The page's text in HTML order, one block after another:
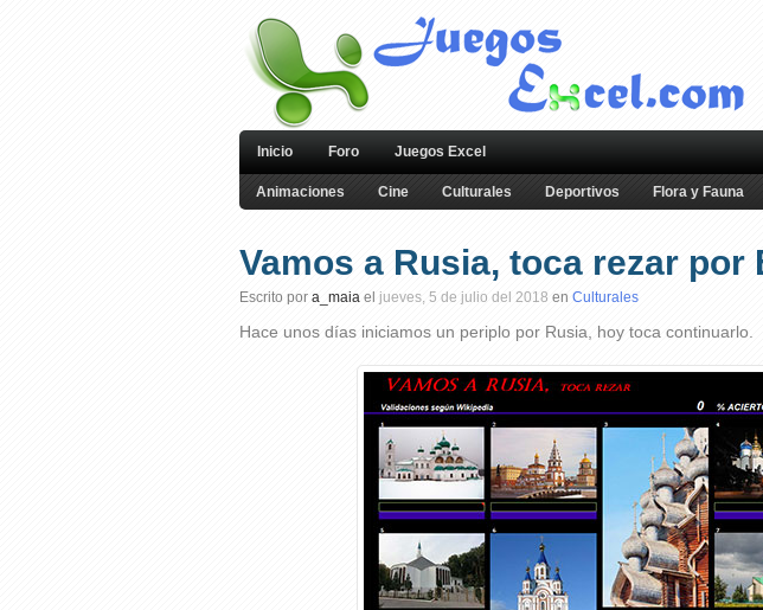
Inicio Foro Juegos Excel
Animaciones Cine Culturales Deportivos Flora y Fauna
Vamos a Rusia, toca rezar por
Escrito por a_maia el jueves, 5 de julio del 2018 en Culturales
Hace unos días iniciamos un periplo por Rusia, hoy toca continuarlo.